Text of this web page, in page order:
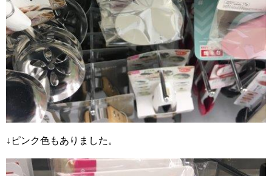
↓ピンク色もありました。